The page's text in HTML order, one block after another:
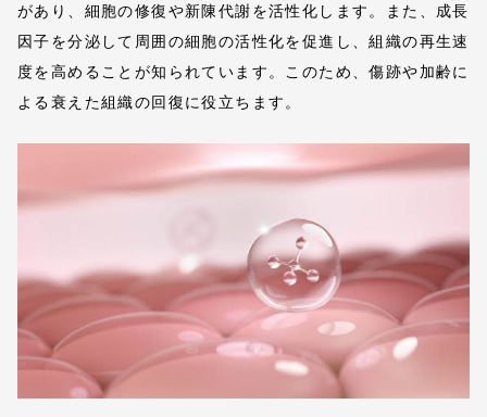
があり、細胞の修復や新陳代謝を活性化します。また、成長
因子を分泌して周囲の細胞の活性化を促進し、組織の再生速
度を高めることが知られています。このため、傷跡や加齢に
よる衰えた組織の回復に役立ちます。